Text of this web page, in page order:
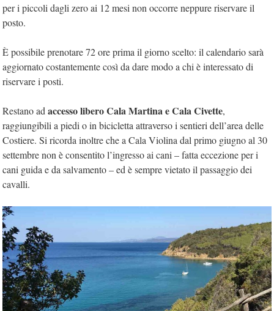
per i piccoli dagli zero ai 12 mesi non occorre neppure riservare il
posto.
È possibile prenotare 72 ore prima il giorno scelto: il calendario sarà
aggiornato costantemente così da dare modo a chi è interessato di
riservare i posti.
Restano ad accesso libero Cala Martina e Cala Civette,
raggiungibili a piedi o in bicicletta attraverso i sentieri dell’area delle
Costiere. Si ricorda inoltre che a Cala Violina dal primo giugno al 30
settembre non è consentito l’ingresso ai cani – fatta eccezione per i
cani guida e da salvamento – ed è sempre vietato il passaggio dei
cavalli.